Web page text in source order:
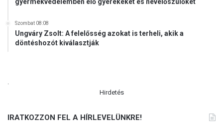
Szombat 08:08
Ungváry Zsolt: A felelősség azokat is terheli, akik a
döntéshozót kiválasztják
.
Hirdetés
IRATKOZZON FEL A HÍRLEVELÜNKRE!